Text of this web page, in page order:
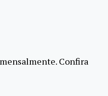
Confira